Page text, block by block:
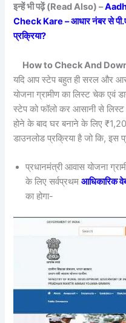
इन्हें भी पढ़ें (Read Also) –
Check Kare – आधार नंबर से
प्रक्रिया?
How to Check And
यदि आप स्टेप बहुत ही सरल और
योजना ग्रामीण का लिस्ट चेक एवं
स्टेप को फॉलो कर आसानी से
होने के बाद घर बनाने के लिए
डाउनलोड प्रक्रिया है जो कि, इस
प्रधानमंत्री आवास योजना
के लिए सर्वप्रथमआधिकारिक
का होगा-